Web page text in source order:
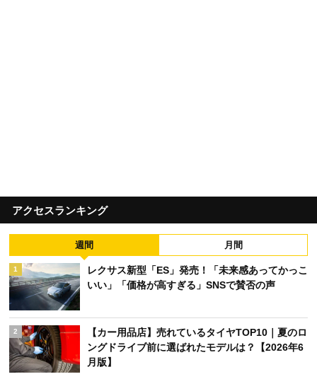
アクセスランキング
週間 月間
1
レクサス新型「ES」発売！「未来感あってかっこ
いい」「価格が高すぎる」SNSで賛否の声
2
【カー用品店】売れているタイヤTOP10｜夏のロ
ングドライブ前に選ばれたモデルは？【2026年6
月版】